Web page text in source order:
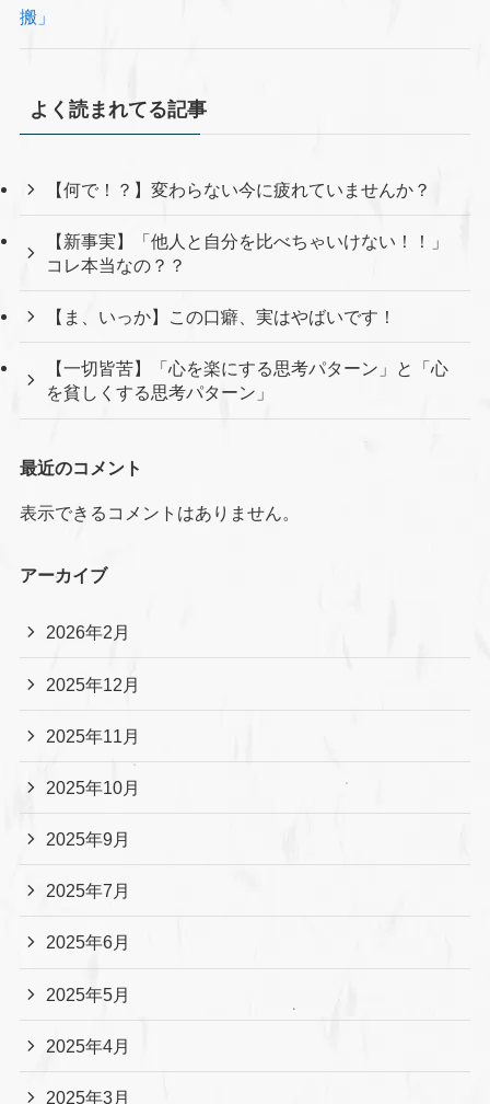
搬」
よく読まれてる記事
【何で！？】変わらない今に疲れていませんか？
【新事実】「他人と自分を比べちゃいけない！！」
コレ本当なの？？
【ま、いっか】この口癖、実はやばいです！
【一切皆苦】「心を楽にする思考パターン」と「心
を貧しくする思考パターン」
最近のコメント
表示できるコメントはありません。
アーカイブ
2026年2月
2025年12月
2025年11月
2025年10月
2025年9月
2025年7月
2025年6月
2025年5月
2025年4月
2025年3月